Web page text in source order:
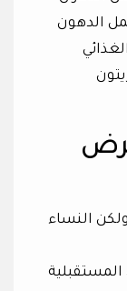
الدهون
النساء